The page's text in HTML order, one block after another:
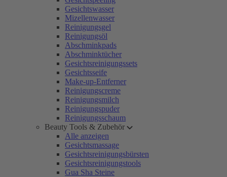
Gesichtswasser
Mizellenwasser
Reinigungsgel
Reinigungsöl
Abschminkpads
Abschminktücher
Gesichtsreinigungssets
Gesichtsseife
Make-up-Entferner
Reinigungscreme
Reinigungsmilch
Reinigungspuder
Reinigungsschaum
Beauty Tools & Zubehör
Alle anzeigen
Gesichtsmassage
Gesichtsreinigungsbürsten
Gesichtsreinigungstools
Gua Sha Steine